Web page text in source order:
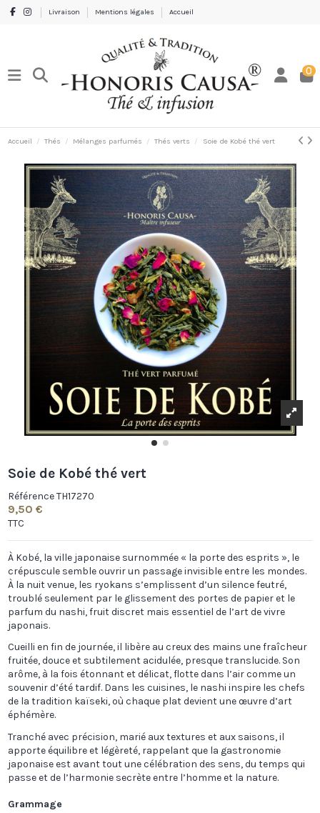
Livraison Mentions légales Accueil
0
Accueil Thés Mélanges parfumés Thés verts Soie de Kobé thé vert
Soie de Kobé thé vert
Référence TH17270
9,50 €
TTC
À Kobé, la ville japonaise surnommée « la porte des esprits », le
crépuscule semble ouvrir un passage invisible entre les mondes.
À la nuit venue, les ryokans s’emplissent d’un silence feutré,
troublé seulement par le glissement des portes de papier et le
parfum du nashi, fruit discret mais essentiel de l’art de vivre
japonais.
Cueilli en fin de journée, il libère au creux des mains une fraîcheur
fruitée, douce et subtilement acidulée, presque translucide. Son
arôme, à la fois étonnant et délicat, flotte dans l’air comme un
souvenir d’été tardif. Dans les cuisines, le nashi inspire les chefs
de la tradition kaïseki, où chaque plat devient une œuvre d’art
éphémère.
Tranché avec précision, marié aux textures et aux saisons, il
apporte équilibre et légèreté, rappelant que la gastronomie
japonaise est avant tout une célébration des sens, du temps qui
passe et de l’harmonie secrète entre l’homme et la nature.
Grammage